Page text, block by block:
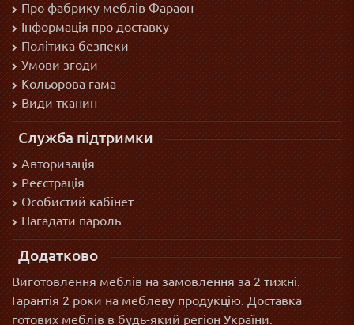
Про фабрику меблів Фараон
Інформація про доставку
Політика безпеки
Умови згоди
Кольорова гама
Види тканин
Служба підтримки
Авторизація
Реєстрація
Особистий кабінет
Нагадати пароль
Додатково
Виготовлення меблів на замовлення за 2 тижні.
Гарантія 2 роки на меблеву продукцію. Доставка
готових меблів в будь-який регіон України.